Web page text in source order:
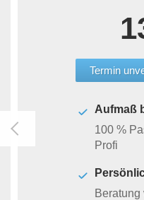
Termin
Aufmaß
100 %
Profi
Beratung